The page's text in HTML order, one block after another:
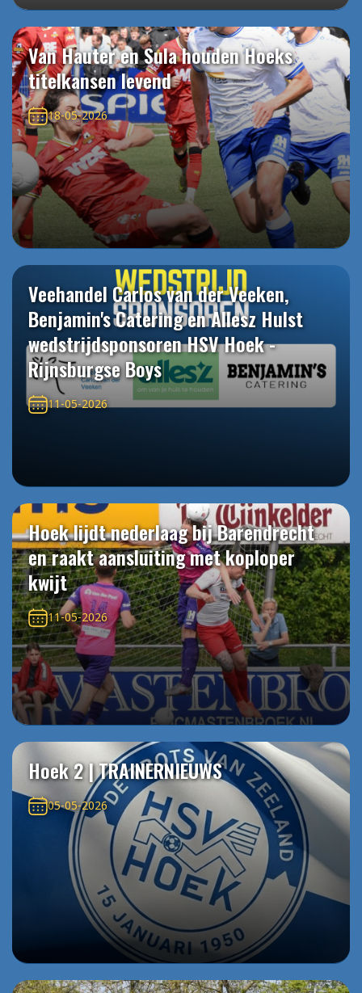
Van Hauter en Sula houden Hoeks
titelkansen levend
18-05-2026
Veehandel Carlos van der Veeken,
Benjamin's Catering en Allesz Hulst
wedstrijdsponsoren HSV Hoek -
Rijnsburgse Boys
11-05-2026
Hoek lijdt nederlaag bij Barendrecht
en raakt aansluiting met koploper
kwijt
11-05-2026
Hoek 2 | TRAINERNIEUWS
05-05-2026